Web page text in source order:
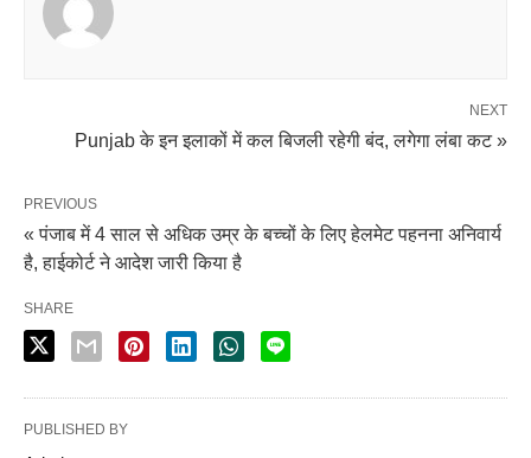
NEXT
Punjab के इन इलाकों में कल बिजली रहेगी बंद, लगेगा लंबा कट »
PREVIOUS
« पंजाब में 4 साल से अधिक उम्र के बच्चों के लिए हेलमेट पहनना अनिवार्य
है, हाईकोर्ट ने आदेश जारी किया है
SHARE
PUBLISHED BY